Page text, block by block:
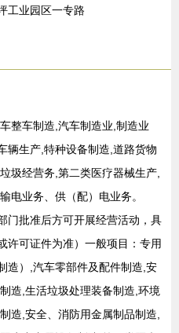
工业园区一专路
整车制造,汽车制造业,制造业
辆生产,特种设备制造,道路货物
圾经营务,第二类医疗器械生产,
电业务、供（配）电业务。
门批准后方可开展经营活动，具
许可证件为准）一般项目：专用
造）,汽车零部件及配件制造,安
造,生活垃圾处理装备制造,环境
造,安全、消防用金属制品制造,